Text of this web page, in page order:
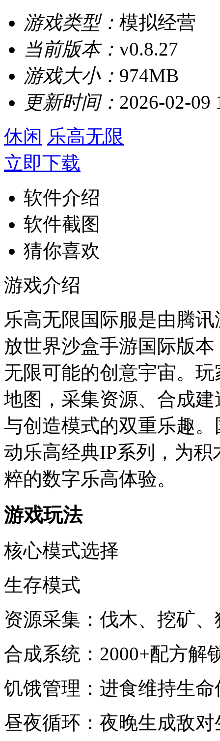
游戏类型： 模拟经营
当前版本： v0.8.27
游戏大小： 974MB
更新时间： 2026-02-09
休闲 乐高无限
立即下载
软件介绍
软件截图
猜你喜欢
游戏介绍
乐高无限国际服是由腾
放世界沙盒手游国际版
无限可能的创意宇宙。
地图，采集资源、合成
与创造模式的双重乐趣
动乐高经典IP系列，为
粹的数字乐高体验。
游戏玩法
核心模式选择
生存模式
资源采集：伐木、挖矿
合成系统：2000+配方解
饥饿管理：进食维持生
昼夜循环：夜晚生成敌